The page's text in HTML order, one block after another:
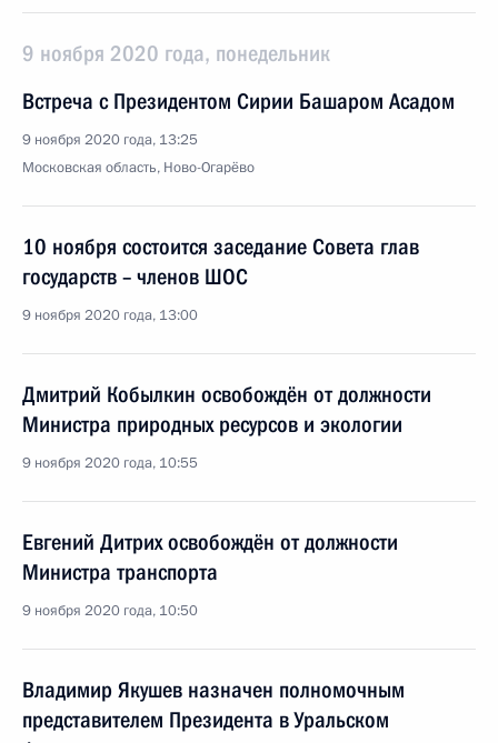
9 ноября 2020 года, понедельник
Встреча с Президентом Сирии Башаром Асадом
9 ноября 2020 года, 13:25
Московская область, Ново-Огарёво
10 ноября состоится заседание Совета глав
государств – членов ШОС
9 ноября 2020 года, 13:00
Дмитрий Кобылкин освобождён от должности
Министра природных ресурсов и экологии
9 ноября 2020 года, 10:55
Евгений Дитрих освобождён от должности
Министра транспорта
9 ноября 2020 года, 10:50
Владимир Якушев назначен полномочным
представителем Президента в Уральском